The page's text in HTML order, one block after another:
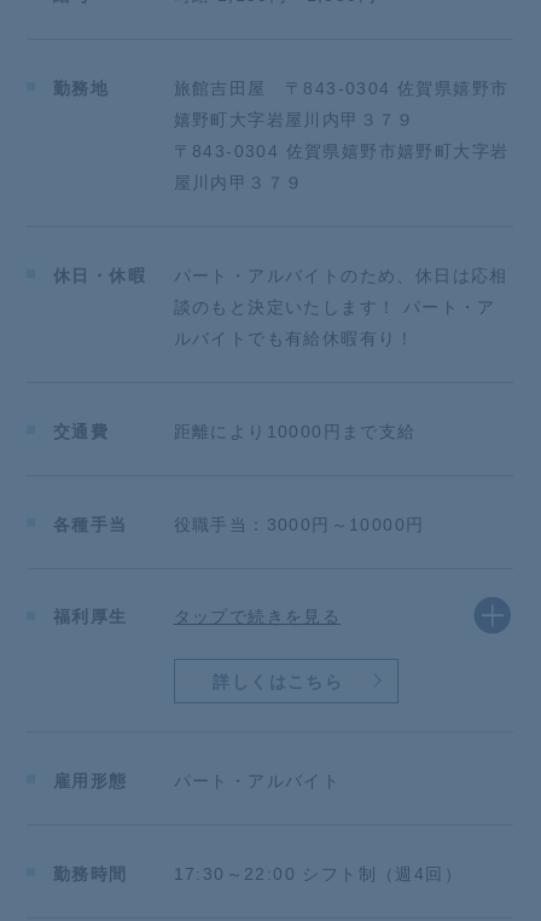
そのため、働き方・残業・休日・仲間・福利厚生
一緒にお客様へ最高のくつろぎの時間を提供しません
採用面接前に職場見学だけでもしてみませんか！
店舗の雰囲気・仕事内容を見学した後、希望をお聞か
ご質問も随時受け付けておりますので、メール、また
書類選考や面接に進む前に、まずは話を聞くだけ・質
勤務地
旅館吉田屋 〒843-0304 佐賀県嬉野市
嬉野町大字岩屋川内甲３７９
〒843-0304 佐賀県嬉野市嬉野町大字岩
屋川内甲３７９
休日・休暇
パート・アルバイトのため、休日は応相
談のもと決定いたします！ パート・ア
ルバイトでも有給休暇有り！
交通費 距離により10000円まで支給
各種手当 役職手当：3000円～10000円
福利厚生 タップで続きを見る
詳しくはこちら
雇用形態 パート・アルバイト
勤務時間 17:30～22:00 シフト制（週4回）